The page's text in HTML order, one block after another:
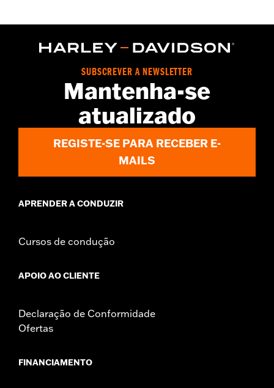
SUBSCREVER A NEWSLETTER
Mantenha-se
atualizado
REGISTE-SE PARA RECEBER E-
MAILS
APRENDER A CONDUZIR
Cursos de condução
APOIO AO CLIENTE
Declaração de Conformidade
Ofertas
FINANCIAMENTO